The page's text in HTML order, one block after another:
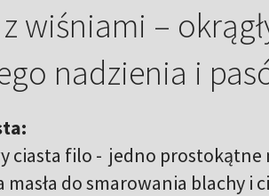
wiśniami –
nadzienia i
ciasta filo - jedno prostokątne
do smarowania blachy i